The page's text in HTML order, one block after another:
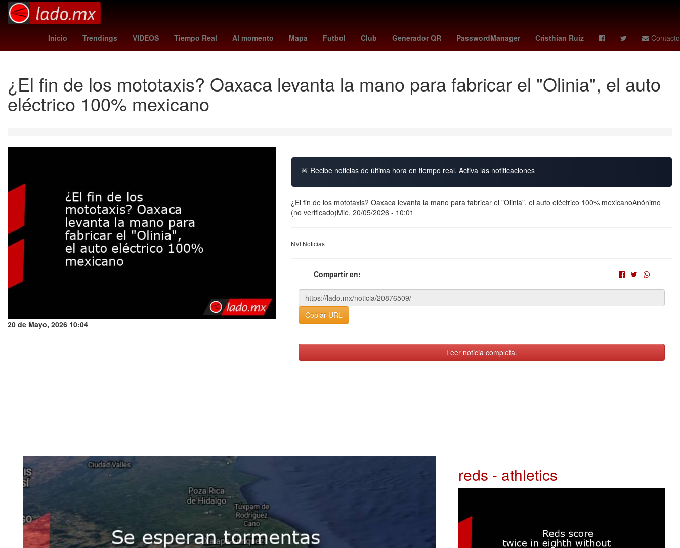
Inicio Trendings VIDEOS Tiempo Real Al momento Mapa Futbol Club Generador QR PasswordManager Cristhian Ruiz Contacto
Ramadán Clásico del fútbol mexicano Rosario Buffalo Bills ke buena Star Wars corinthians - cruzeiro Alex Padilla rays - white sox Javier Milei
¿El fin de los mototaxis? Oaxaca levanta la mano para fabricar el "Olinia", el auto
eléctrico 100% mexicano
20 de Mayo, 2026 10:04
🚨 Recibe noticias de última hora en tiempo real. Activa las notificaciones
¿El fin de los mototaxis? Oaxaca levanta la mano para fabricar el "Olinia", el auto eléctrico 100% mexicanoAnónimo
(no verificado)Mié, 20/05/2026 - 10:01
NVI Noticias
Compartir en:
Copiar URL
Leer noticia completa.
reds - athletics